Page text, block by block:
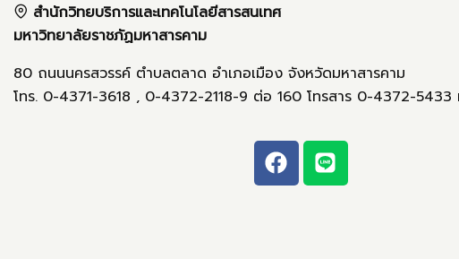
สำนักวิทยบริการและเทคโนโลยีสารสนเทศ
มหาวิทยาลัยราชภัฏมหาสารคาม
80 ถนนนครสวรรค์ ตำบลตลาด อำเภอเมือง จังหวัดมหาสารคาม
โทร. 0-4371-3618 , 0-4372-2118-9 ต่อ 160 โทรสาร 0-4372-5433